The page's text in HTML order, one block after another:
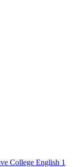
College English 1